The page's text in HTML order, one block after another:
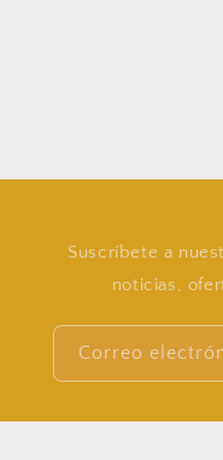
Suscríbete a
noticias,
Correo